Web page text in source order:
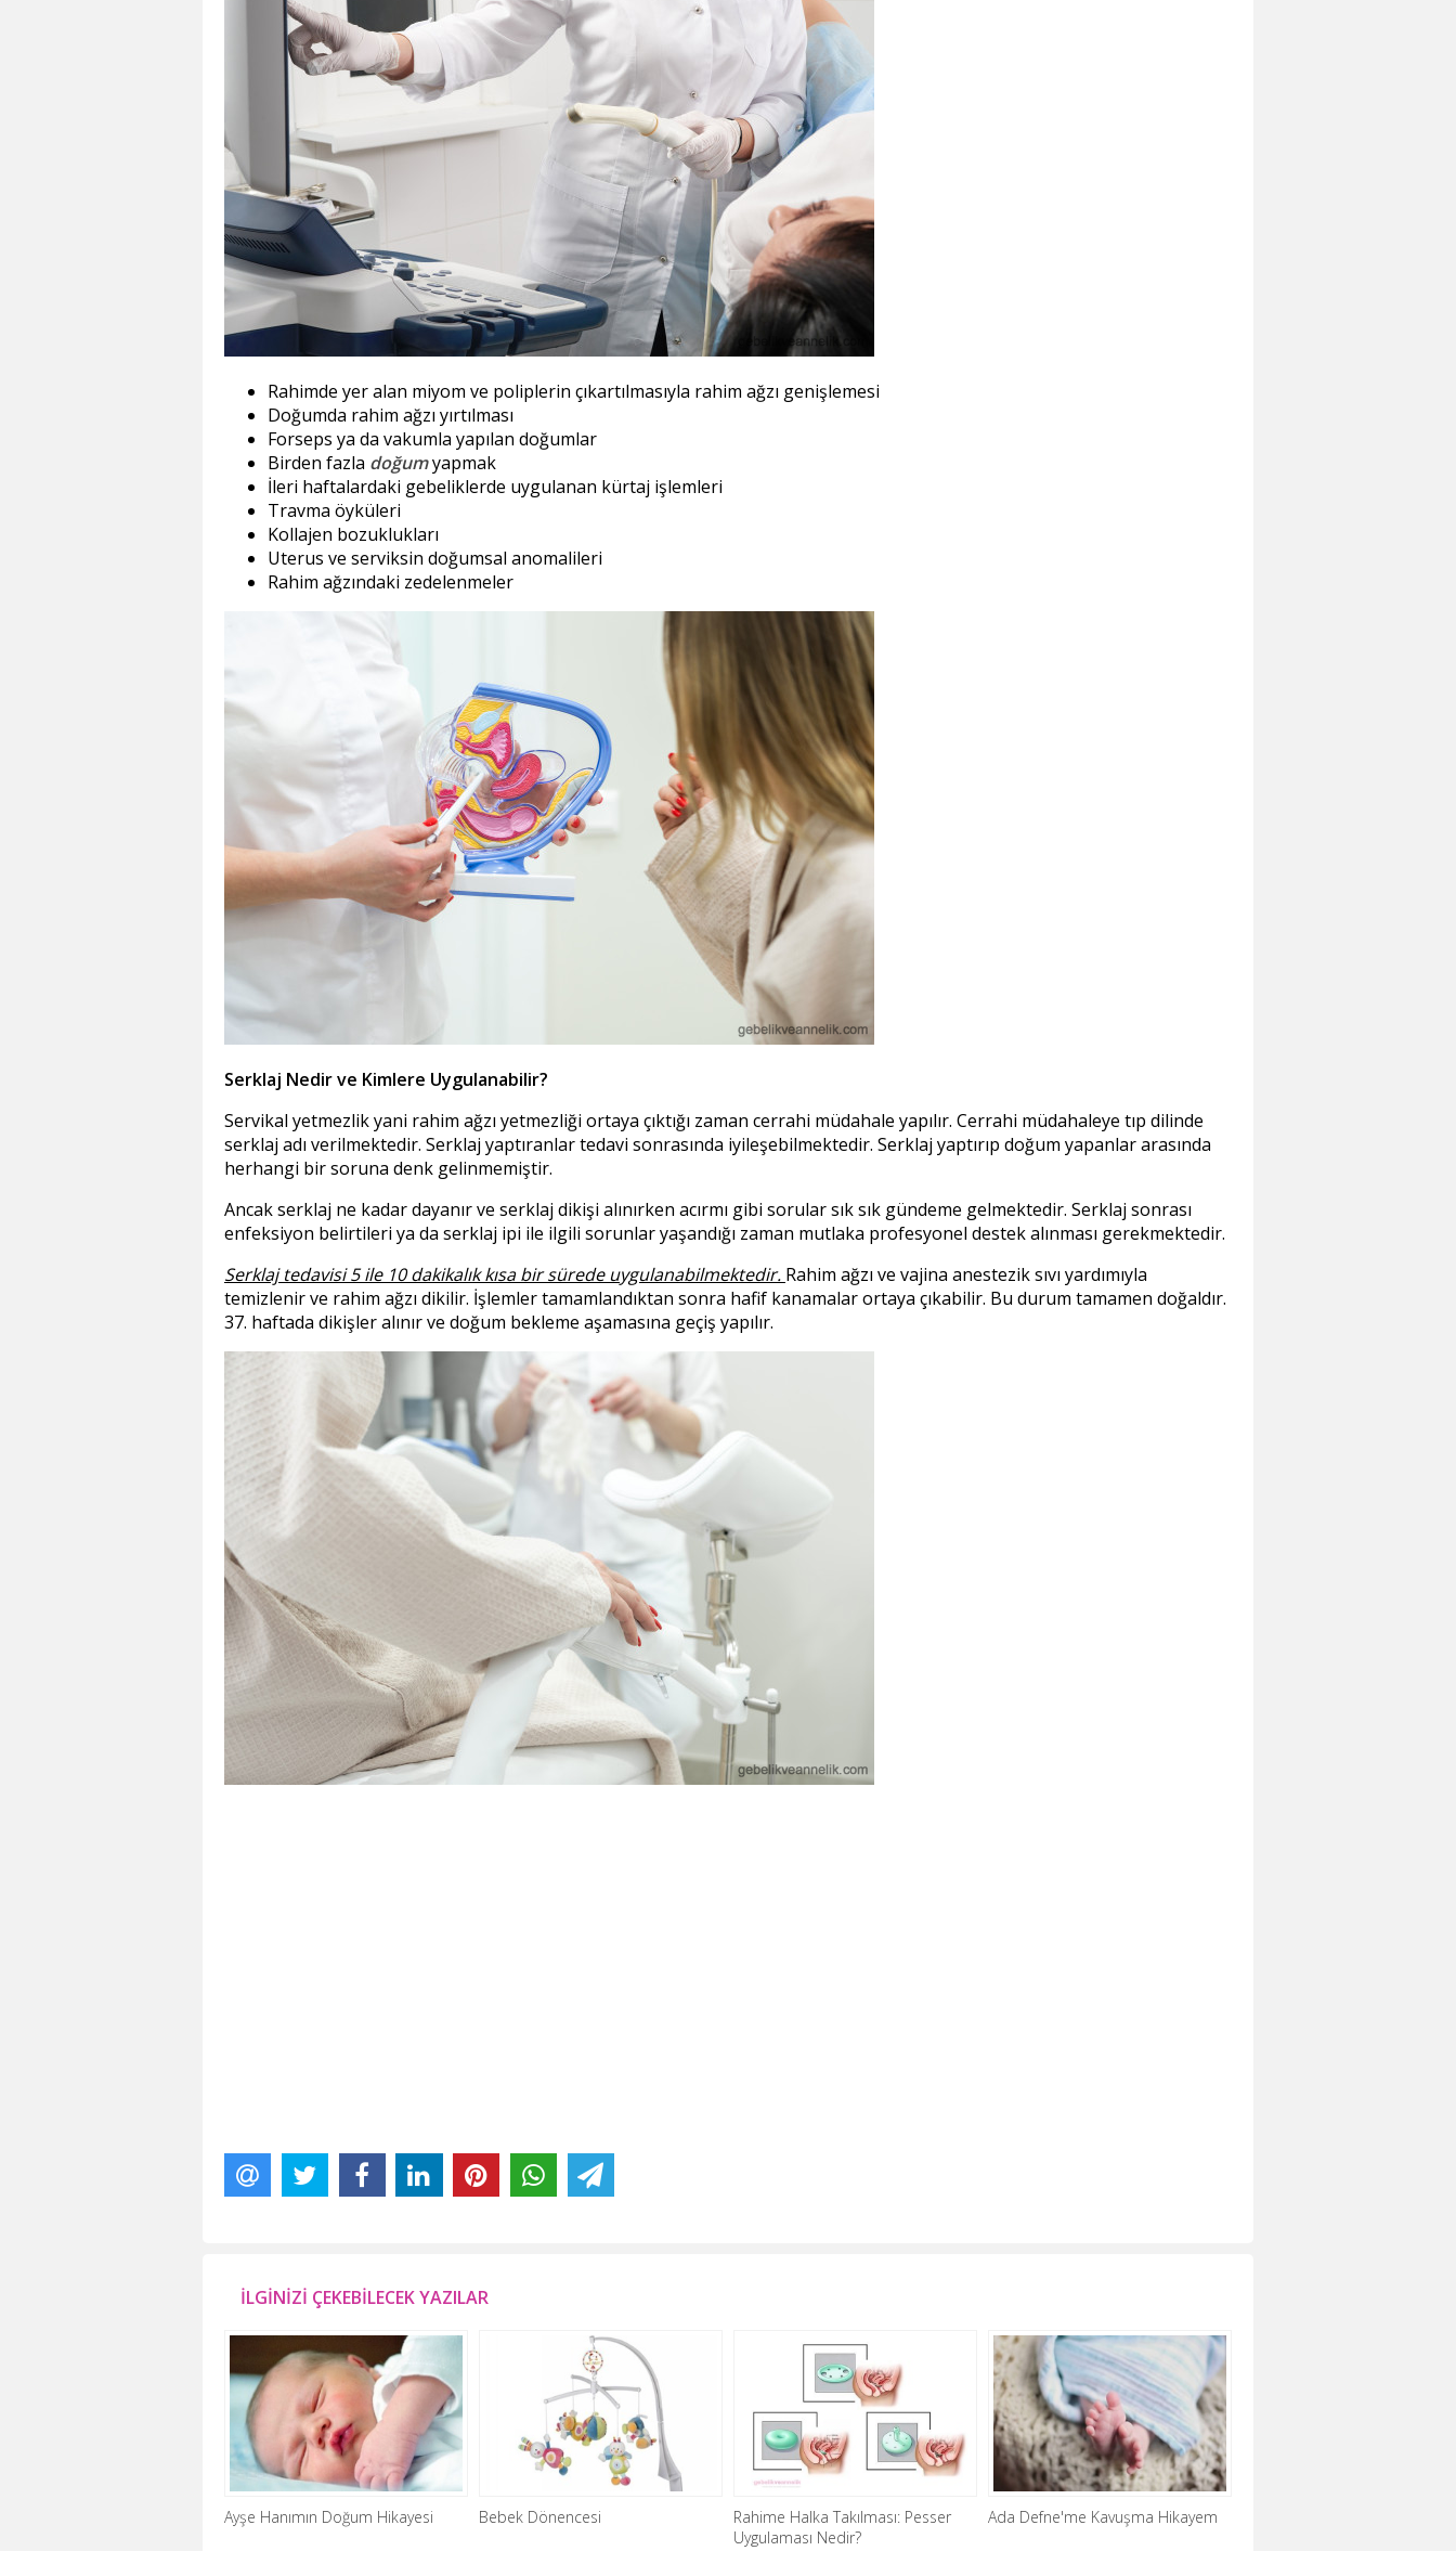
Rahimde yer alan miyom ve poliplerin çıkartılmasıyla rahim ağzı genişlemesi
Doğumda rahim ağzı yırtılması
Forseps ya da vakumla yapılan doğumlar
Birden fazla doğumyapmak
İleri haftalardaki gebeliklerde uygulanan kürtaj işlemleri
Travma öyküleri
Kollajen bozuklukları
Uterus ve serviksin doğumsal anomalileri
Rahim ağzındaki zedelenmeler
Serklaj Nedir ve Kimlere Uygulanabilir?
Servikal yetmezlik yani rahim ağzı yetmezliği ortaya çıktığı zaman cerrahi müdahale yapılır. Cerrahi müdahaleye tıp dilinde
serklaj adı verilmektedir. Serklaj yaptıranlar tedavi sonrasında iyileşebilmektedir. Serklaj yaptırıp doğum yapanlar arasında
herhangi bir soruna denk gelinmemiştir.
Ancak serklaj ne kadar dayanır ve serklaj dikişi alınırken acırmı gibi sorular sık sık gündeme gelmektedir. Serklaj sonrası
enfeksiyon belirtileri ya da serklaj ipi ile ilgili sorunlar yaşandığı zaman mutlaka profesyonel destek alınması gerekmektedir.
Serklaj tedavisi 5 ile 10 dakikalık kısa bir sürede uygulanabilmektedir. Rahim ağzı ve vajina anestezik sıvı yardımıyla
temizlenir ve rahim ağzı dikilir. İşlemler tamamlandıktan sonra hafif kanamalar ortaya çıkabilir. Bu durum tamamen doğaldır.
37. haftada dikişler alınır ve doğum bekleme aşamasına geçiş yapılır.
İLGİNİZİ ÇEKEBİLECEK YAZILAR
Ayşe Hanımın Doğum Hikayesi Bebek Dönencesi
Rahime Halka Takılması: Pesser
Uygulaması Nedir?
Ada Defne'me Kavuşma Hikayem